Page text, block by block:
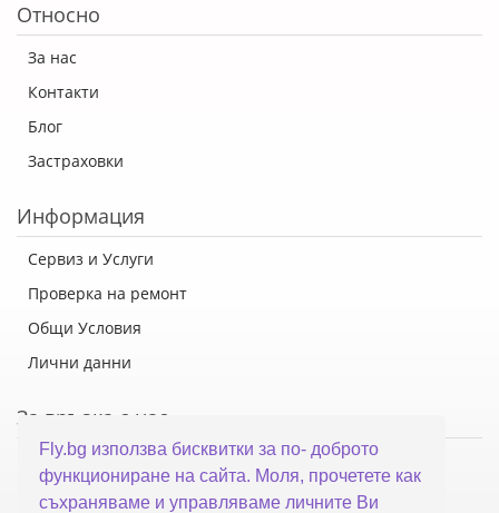
Fly.bg използва бисквитки за по- доброто
функциониране на сайта. Моля, прочетете как
съхраняваме и управляваме личните Ви
Относно
За нас
Контакти
Блог
Застраховки
Информация
Сервиз и Услуги
Проверка на ремонт
Общи Условия
Лични данни
За връзка с нас
Флай Систем ООД
гр. Варна, ул. Каймакчалан 10А